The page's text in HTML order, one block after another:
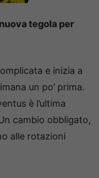
tegola per
e inizia a
un po’ prima.
è l’ultima
cambio obbligato,
alle rotazioni